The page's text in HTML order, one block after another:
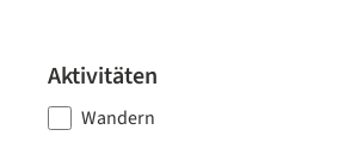
Filter hinzufügen: Minimum
Aktivitäten
Wandern